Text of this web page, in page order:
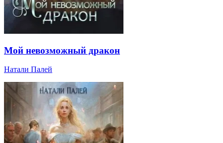
Мой невозможный дракон
Натали Палей